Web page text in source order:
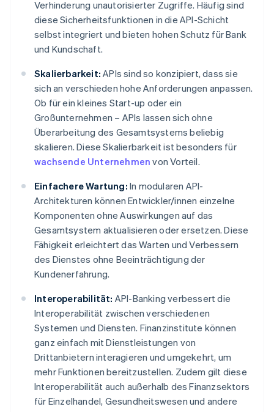
Verhinderung unautorisierter Zugriffe. Häufig sind
diese Sicherheitsfunktionen in die API-Schicht
selbst integriert und bieten hohen Schutz für Bank
und Kundschaft.
Skalierbarkeit: APIs sind so konzipiert, dass sie
sich an verschieden hohe Anforderungen anpassen.
Ob für ein kleines Start-up oder ein
Großunternehmen – APIs lassen sich ohne
Überarbeitung des Gesamtsystems beliebig
skalieren. Diese Skalierbarkeit ist besonders für
wachsende Unternehmen von Vorteil.
Einfachere Wartung: In modularen API-
Architekturen können Entwickler/innen einzelne
Komponenten ohne Auswirkungen auf das
Gesamtsystem aktualisieren oder ersetzen. Diese
Fähigkeit erleichtert das Warten und Verbessern
des Dienstes ohne Beeinträchtigung der
Kundenerfahrung.
Interoperabilität: API-Banking verbessert die
Interoperabilität zwischen verschiedenen
Systemen und Diensten. Finanzinstitute können
ganz einfach mit Dienstleistungen von
Drittanbietern interagieren und umgekehrt, um
mehr Funktionen bereitzustellen. Zudem gilt diese
Interoperabilität auch außerhalb des Finanzsektors
für Einzelhandel, Gesundheitswesen und andere